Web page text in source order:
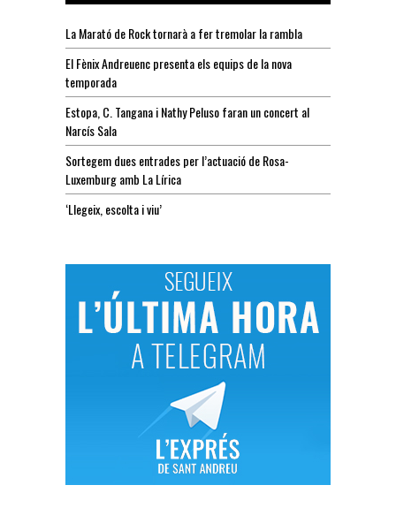
La Marató de Rock tornarà a fer tremolar la rambla
El Fènix Andreuenc presenta els equips de la nova
temporada
Estopa, C. Tangana i Nathy Peluso faran un concert al
Narcís Sala
Sortegem dues entrades per l’actuació de Rosa-
Luxemburg amb La Lírica
‘Llegeix, escolta i viu’